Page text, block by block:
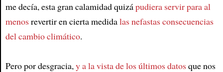
me decía, esta gran calamidad quizápudiera servir para al
menosrevertir en cierta medidalas nefastas consecuencias
del cambio climático.
Pero por desgracia,y a la vista de los últimos datosque nos